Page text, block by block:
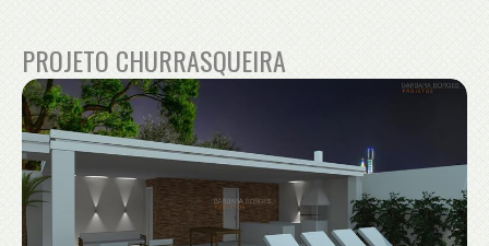
PROJETO CHURRASQUEIRA